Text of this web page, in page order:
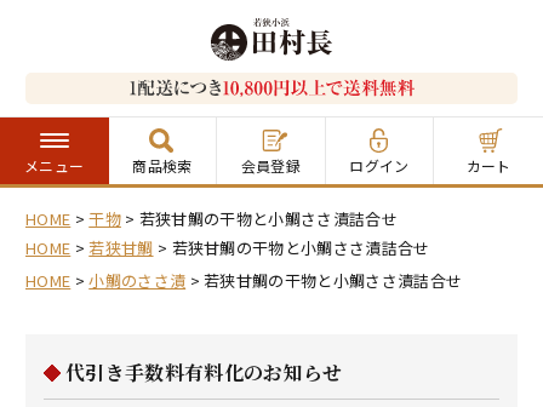
メニュー 商品検索 会員登録 ログイン カート
HOME 干物
若狭甘鯛の干物と小鯛ささ漬詰合せ
HOME
若狭甘鯛
若狭甘鯛の干物と小鯛ささ漬詰合せ
HOME
小鯛のささ漬 若狭甘鯛の干物と小鯛ささ漬詰合せ
代引き手数料有料化のお知らせ